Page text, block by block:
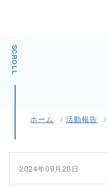
SCROLL
ホーム 活動報告
2024年09月20日